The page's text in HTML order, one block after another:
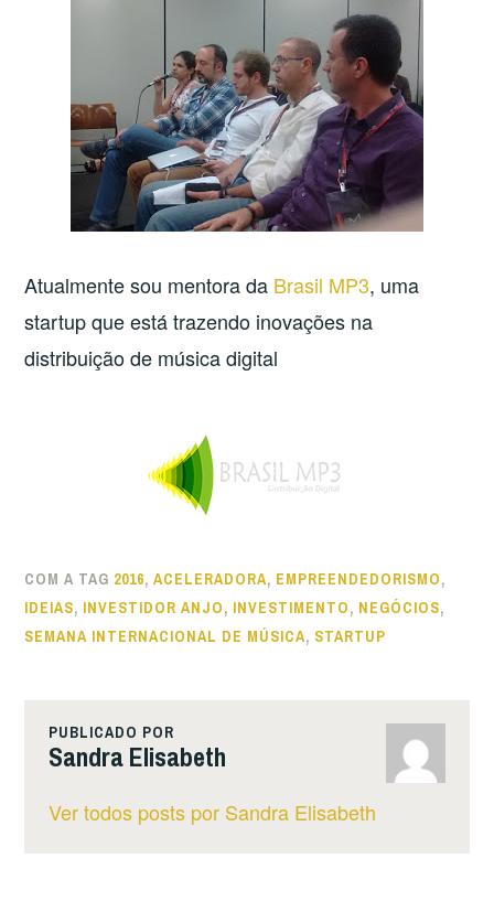
Atualmente sou mentora da Brasil MP3, uma
startup que está trazendo inovações na
distribuição de música digital
COM A TAG 2016,ACELERADORA, EMPREENDEDORISMO,
IDEIAS, INVESTIDOR ANJO, INVESTIMENTO, NEGÓCIOS,
SEMANA INTERNACIONAL DE MÚSICA, STARTUP
PUBLICADO POR
Sandra Elisabeth
Ver todos posts por Sandra Elisabeth